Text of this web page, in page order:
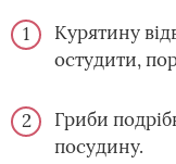
Курятину
остудити,
Гриби
посудину.